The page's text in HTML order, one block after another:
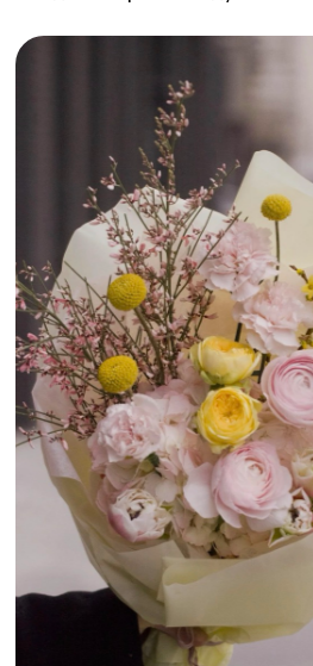
букеты из Данаиды Гарден в
аквабоксах, так что за качество вы